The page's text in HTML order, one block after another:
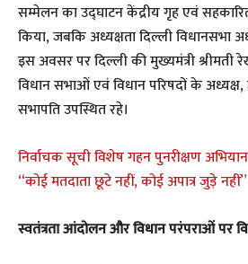
सम्मेलन का उद्घाटन केंद्रीय गृह एवं
किया, जबकि अध्यक्षता दिल्ली विधानसभा
इस अवसर पर दिल्ली की मुख्यमंत्री श्रीमती
विधान सभाओं एवं विधान परिषदों के
सभापति उपस्थित रहे।
निर्वाचक सूची विशेष गहन पुनरीक्षण
“कोई मतदाता छूटे नहीं, कोई अपात्र जुड़े नहीं”
स्वतंत्रता आंदोलन और विधान परंपराओं पर